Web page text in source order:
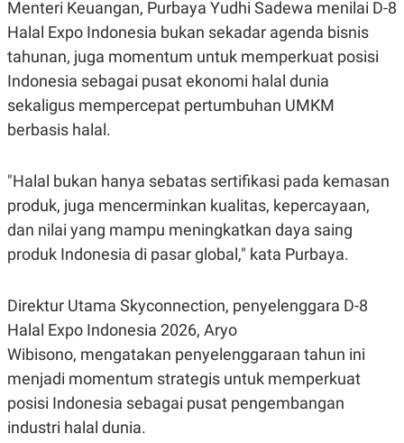
C
A
D
E
M
Y
L
E
A
S
E
.
I
D
L
G
A
N
A
C
A
K
K
R
J
A
E
I
N
E
P
P
E
R
A
D
E
R
T
I
Menteri Keuangan, Purbaya Yudhi Sadewa menilai D-8
Halal Expo Indonesia bukan sekadar agenda bisnis
tahunan, juga momentum untuk memperkuat posisi
Indonesia sebagai pusat ekonomi halal dunia
sekaligus mempercepat pertumbuhan UMKM
berbasis halal.
"Halal bukan hanya sebatas sertifikasi pada kemasan
produk, juga mencerminkan kualitas, kepercayaan,
dan nilai yang mampu meningkatkan daya saing
produk Indonesia di pasar global," kata Purbaya.
Direktur Utama Skyconnection, penyelenggara D-8
Halal Expo Indonesia 2026, Aryo
Wibisono, mengatakan penyelenggaraan tahun ini
menjadi momentum strategis untuk memperkuat
posisi Indonesia sebagai pusat pengembangan
industri halal dunia.